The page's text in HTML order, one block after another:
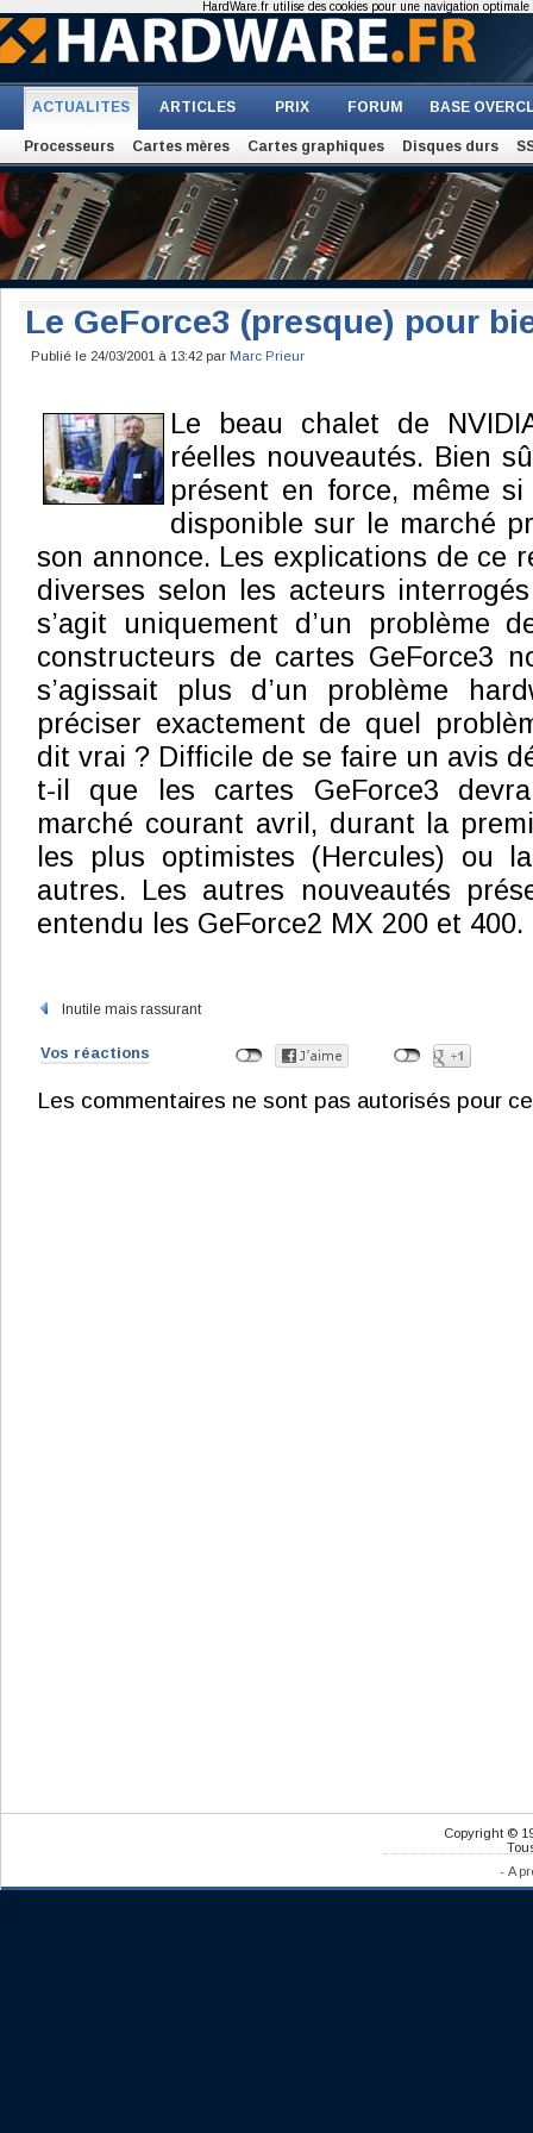
ACTUALITES ARTICLES PRIX FORUM BASE
Processeurs Cartes mères Cartes graphiques Disques durs
Le GeForce3 (presque) pour
Publié le 24/03/2001 à 13:42 par Marc Prieur
Le beau chalet de
réelles nouveautés. Bien
présent en force, même si
disponible sur le marché
son annonce. Les explications de ce
diverses selon les acteurs
s’agit uniquement d’un problème
constructeurs de cartes GeForce3
s’agissait plus d’un problème
préciser exactement de quel
dit vrai ? Difficile de se faire un avis
t-il que les cartes GeForce3
marché courant avril, durant la
les plus optimistes (Hercules) ou
autres. Les autres nouveautés
entendu les GeForce2 MX 200 et 400.
Inutile mais rassurant
Vos réactions
Les commentaires ne sont pas autorisés pour
Copyright ©
- A
HardWare.fr utilise des cookies pour une navigation